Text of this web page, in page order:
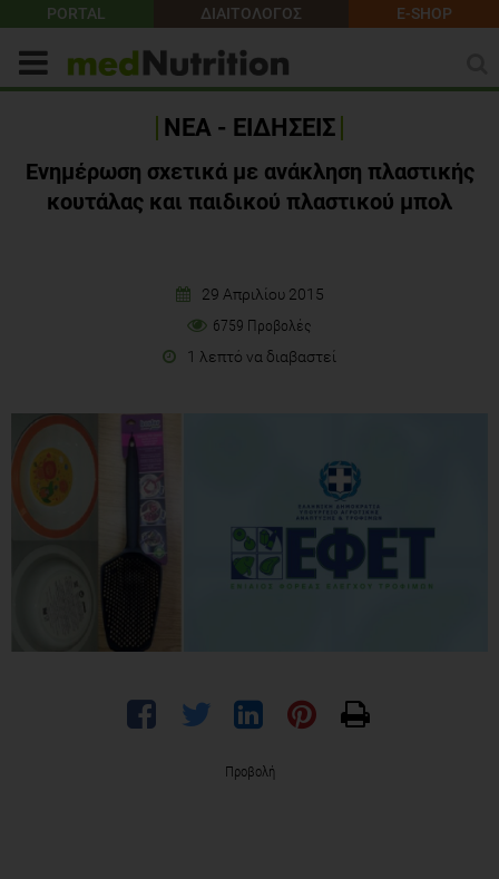
PORTAL ΔΙΑΙΤΟΛΟΓΟΣ E-SHOP
ΝΕΑ - ΕΙΔΗΣΕΙΣ
Ενημέρωση σχετικά με ανάκληση πλαστικής
κουτάλας και παιδικού πλαστικού μπολ
29 Απριλίου 2015
6759 Προβολές
1 λεπτό να διαβαστεί
Προβολή